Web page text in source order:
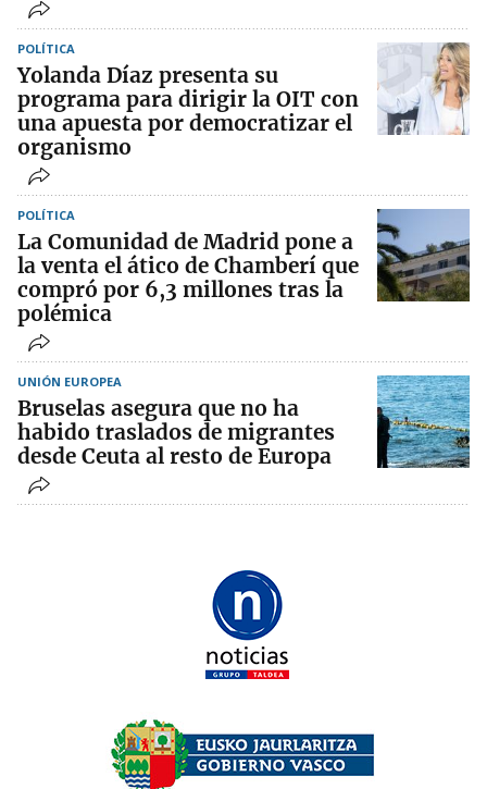
POLÍTICA
Yolanda Díaz presenta su
programa para dirigir la OIT con
una apuesta por democratizar el
organismo
POLÍTICA
La Comunidad de Madrid pone a
la venta el ático de Chamberí que
compró por 6,3 millones tras la
polémica
UNIÓN EUROPEA
Bruselas asegura que no ha
habido traslados de migrantes
desde Ceuta al resto de Europa